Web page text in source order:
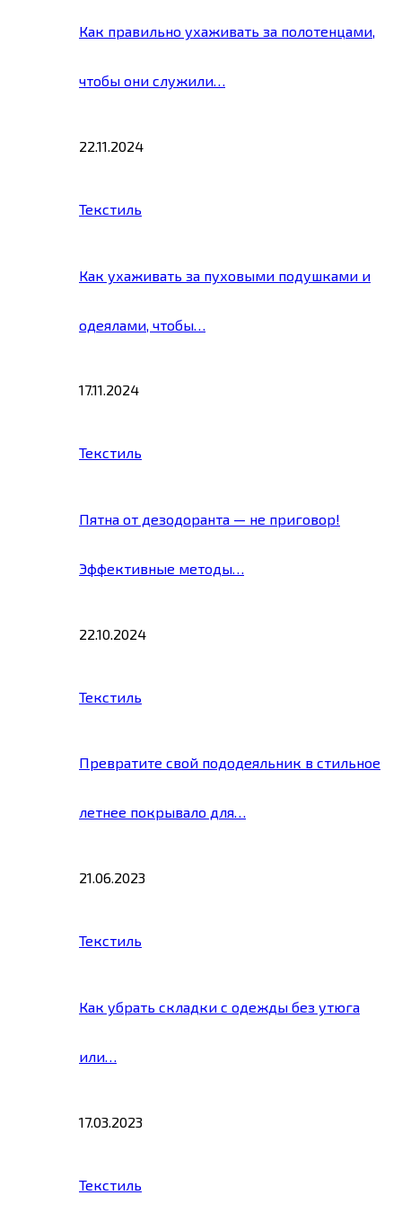
Как правильно ухаживать за полотенцами,
чтобы они служили…
22.11.2024
Текстиль
Как ухаживать за пуховыми подушками и
одеялами, чтобы…
17.11.2024
Текстиль
Пятна от дезодоранта — не приговор!
Эффективные методы…
22.10.2024
Текстиль
Превратите свой пододеяльник в стильное
летнее покрывало для…
21.06.2023
Текстиль
Как убрать складки с одежды без утюга
или…
17.03.2023
Текстиль